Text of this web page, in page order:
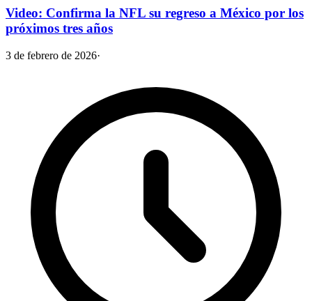
Video: Confirma la NFL su regreso a México por los
próximos tres años
3 de febrero de 2026·